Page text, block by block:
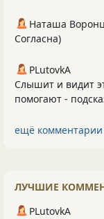
Наташа
Согласна)
PLutоvkА
Слышит и видит
помогают -
ещё
ЛУЧШИЕ
PLutоvkА